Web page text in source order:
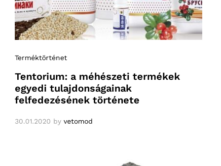
Terméktörténet
Tentorium: a méhészeti termékek
egyedi tulajdonságainak
felfedezésének története
30.01.2020 by vetomod